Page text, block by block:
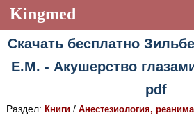
Kingmed
Учебный материал
Видеогалерея 899
Скачать бесплатно
Е.М. - Акушерство
pdf
Раздел: Книги/ Анестезиология,